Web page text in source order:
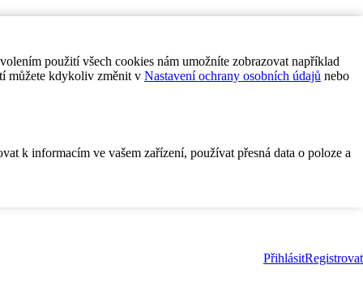
použití všech cookies nám umožníte zobrazovat například
můžete kdykoliv změnit v Nastavení ochrany osobních údajů nebo
k informacím ve vašem zařízení, používat přesná data o poloze a
PřihlásitRegistrovat